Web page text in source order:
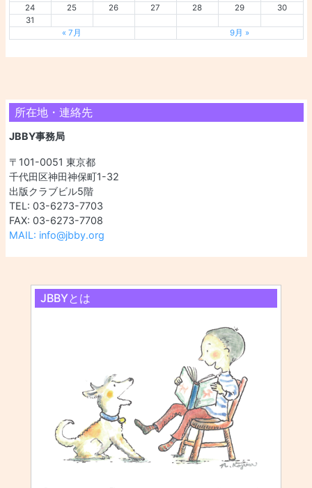
24
25 26 27 28 29
30
31
« 7月
9月 »
所在地・連絡先
JBBY事務局
〒101-0051 東京都
千代田区神田神保町1-32
出版クラブビル5階
TEL: 03-6273-7703
FAX: 03-6273-7708
MAIL: info@jbby.org
JBBYとは